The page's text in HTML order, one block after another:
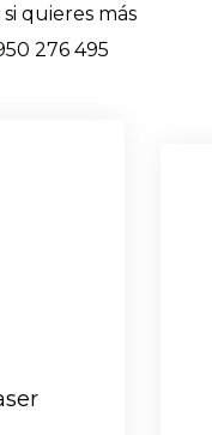
quieres más
276 495